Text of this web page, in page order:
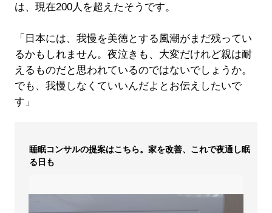
は、現在200人を超えたそうです。
「日本には、我慢を美徳とする風潮がまだ残ってい
るかもしれません。夜泣きも、大変だけれど親は耐
えるものだと思われているのではないでしょうか。
でも、我慢しなくていいんだよとお伝えしたいで
す」
睡眠コンサルの提案はこちら。家を改善、これで夜通し眠
る日も